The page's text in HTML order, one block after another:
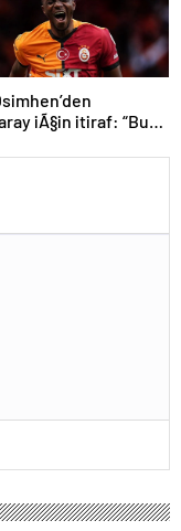
iÃ§in itiraf: “Bu